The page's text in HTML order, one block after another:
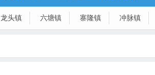
龙头镇 六塘镇 寨隆镇 冲脉镇